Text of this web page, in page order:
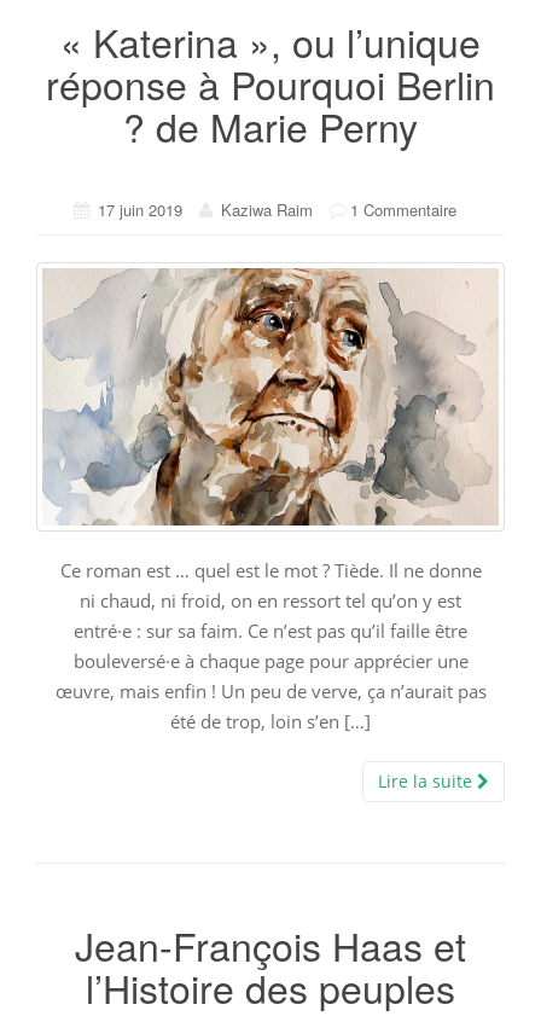
« Katerina », ou l’unique
réponse à Pourquoi Berlin
? de Marie Perny
17 juin 2019 Kaziwa Raim 1 Commentaire
Ce roman est … quel est le mot ? Tiède. Il ne donne
ni chaud, ni froid, on en ressort tel qu’on y est
entré·e : sur sa faim. Ce n’est pas qu’il faille être
bouleversé·e à chaque page pour apprécier une
œuvre, mais enfin ! Un peu de verve, ça n’aurait pas
été de trop, loin s’en […]
Lire la suite
Jean-François Haas et
l’Histoire des peuples